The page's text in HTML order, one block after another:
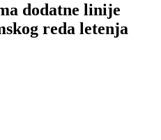
dodatne linije
reda letenja